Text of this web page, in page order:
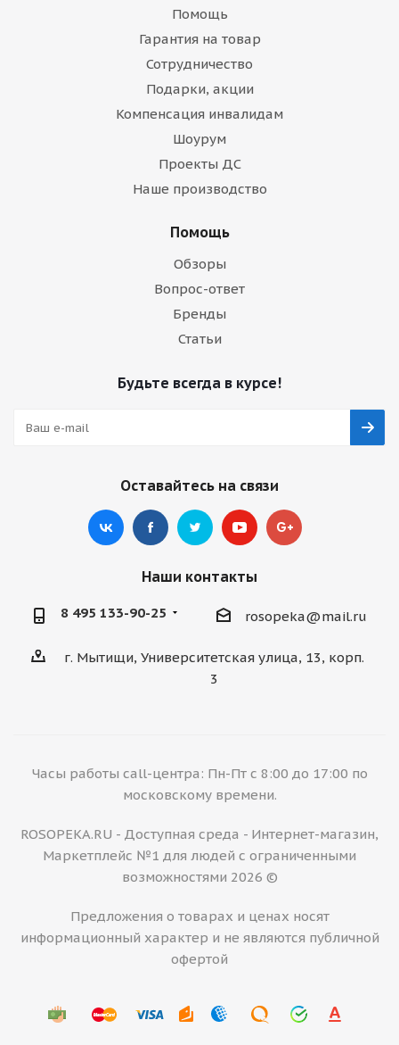
Помощь
Гарантия на товар
Сотрудничество
Подарки, акции
Компенсация инвалидам
Шоурум
Проекты ДС
Наше производство
Помощь
Обзоры
Вопрос-ответ
Бренды
Статьи
Будьте всегда в курсе!
Оставайтесь на связи
Наши контакты
8 495 133-90-25 rosopeka@mail.ru
г. Мытищи, Университетская улица, 13, корп.
3
Часы работы call-центра: Пн-Пт с 8:00 до 17:00 по
московскому времени.
ROSOPEKA.RU - Доступная среда - Интернет-магазин,
Маркетплейс №1 для людей с ограниченными
возможностями 2026 ©
Предложения о товарах и ценах носят
информационный характер и не являются публичной
офертой